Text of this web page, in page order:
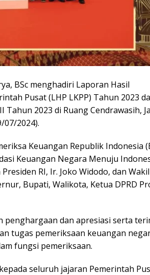
BSc menghadiri Laporan Hasil
Pusat (LHP LKPP) Tahun 2023
Tahun 2023 di Ruang Cendrawasih,
07/2024).
Keuangan Republik Indonesia
Keuangan Negara Menuju
RI, Ir. Joko Widodo, dan Wakil
Bupati, Walikota, Ketua DPRD
penghargaan dan apresiasi serta
tugas pemeriksaan keuangan
fungsi pemeriksaan.
seluruh jajaran Pemerintah